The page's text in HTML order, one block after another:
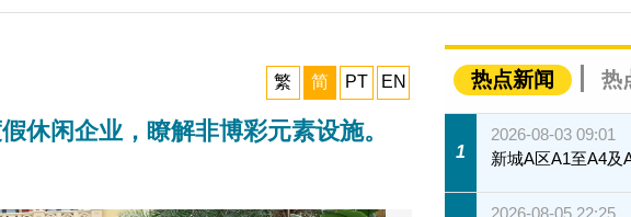
繁 简 PT EN
休闲企业，瞭解非博彩元素设施。
热点新闻 热
1
2026-08-03 09:01
新城A区A1至A4及
2026-08-05 22:25